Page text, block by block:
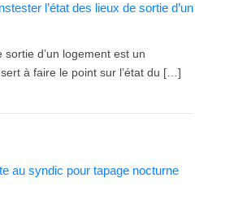
l’état des lieux de sortie d’un
sortie d’un logement est un
à faire le point sur l’état du […]
au syndic pour tapage nocturne